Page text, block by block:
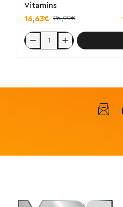
Vitamins
16,63€ 25,99€
Digestive
Relief